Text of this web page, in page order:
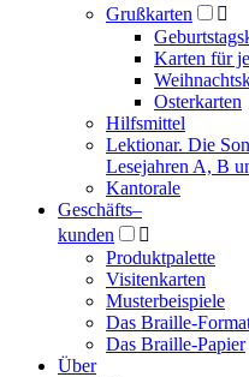
Grußkarten

Karten für
Osterkarten
Hilfsmittel
Lektionar. Die
Lesejahren A, B
Kantorale
Geschäfts­–
kunden

Produktpalette
Visitenkarten
Musterbeispiele
Das Braille-
Das Braille-Papier
Über